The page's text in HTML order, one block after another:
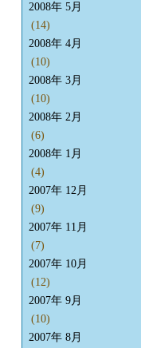
2008年 5月
(14)
2008年 4月
(10)
2008年 3月
(10)
2008年 2月
(6)
2008年 1月
(4)
2007年 12月
(9)
2007年 11月
(7)
2007年 10月
(12)
2007年 9月
(10)
2007年 8月